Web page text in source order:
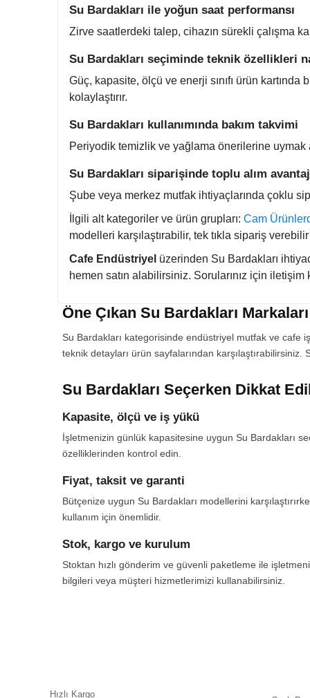
Su Bardakları ile yoğun saat performansı
Zirve saatlerdeki talep, cihazın sürekli çalışma
Su Bardakları seçiminde teknik özellikleri
Güç, kapasite, ölçü ve enerji sınıfı ürün
kolaylaştırır.
Su Bardakları kullanımında bakım takvimi
Periyodik temizlik ve yağlama önerilerine uymak
Su Bardakları siparişinde toplu alım
Şube veya merkez mutfak ihtiyaçlarında çoklu
İlgili alt kategoriler ve ürün grupları: Cam
modelleri karşılaştırabilir, tek tıkla sipariş
Cafe Endüstriyel üzerinden Su Bardakları
hemen satın alabilirsiniz. Sorularınız için
Öne Çıkan Su Bardakları Markaları
Su Bardakları kategorisinde endüstriyel mutfak ve
teknik detayları ürün sayfalarından
Su Bardakları Seçerken Dikkat
Kapasite, ölçü ve iş yükü
İşletmenizin günlük kapasitesine uygun Su Bardakları
özelliklerinden kontrol edin.
Fiyat, taksit ve garanti
Bütçenize uygun Su Bardakları modellerini
kullanım için önemlidir.
Stok, kargo ve kurulum
Stoktan hızlı gönderim ve güvenli paketleme ile
bilgileri veya müşteri hizmetlerimizi kullanabilirsiniz.
Hızlı Kargo